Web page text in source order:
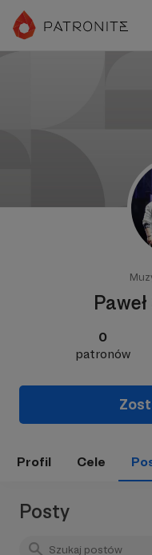
0
patronów
Profil Cele
Posty